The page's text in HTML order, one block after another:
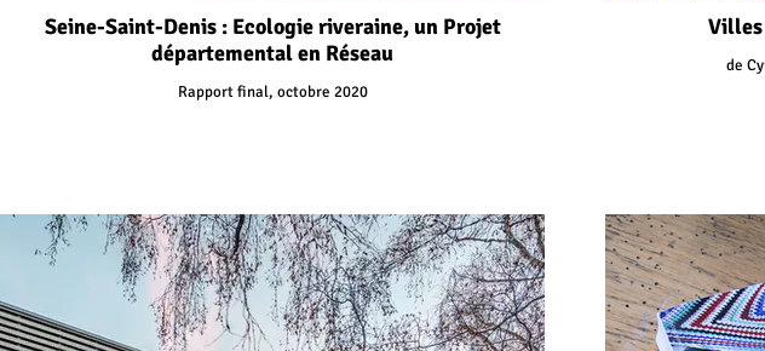
Seine-Saint-Denis : Ecologie riveraine, un Projet
départemental en Réseau
Rapport final, octobre 2020
de